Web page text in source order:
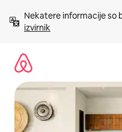
vsebino
Nekatere informacije so
izvirnik